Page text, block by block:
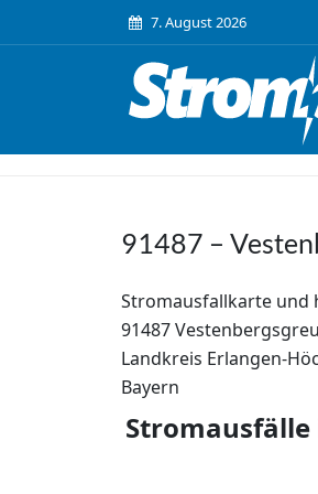
7. August 2026
91487 –
Stromausfallkarte und
91487
Landkreis Erlangen-
Bayern